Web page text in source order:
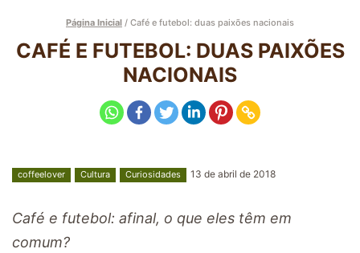
Página Inicial / Café e futebol: duas paixões nacionais
CAFÉ E FUTEBOL: DUAS PAIXÕES
NACIONAIS
coffeelover Cultura Curiosidades 13 de abril de 2018
Café e futebol: afinal, o que eles têm em
comum?